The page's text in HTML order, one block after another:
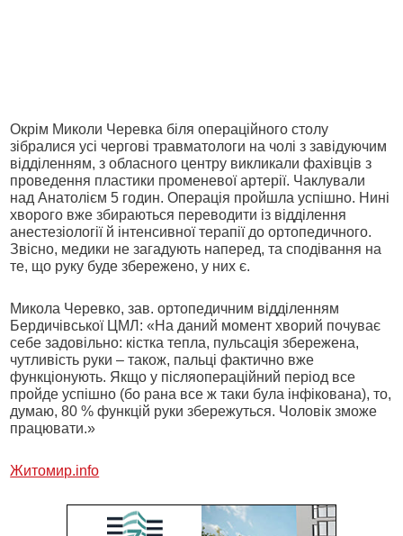
Окрім Миколи Черевка біля операційного столу
зібралися усі чергові травматологи на чолі з завідуючим
відділенням, з обласного центру викликали фахівців з
проведення пластики променевої артерії. Чаклували
над Анатолієм 5 годин. Операція пройшла успішно. Нині
хворого вже збираються переводити із відділення
анестезіології й інтенсивної терапії до ортопедичного.
Звісно, медики не загадують наперед, та сподівання на
те, що руку буде збережено, у них є.
Микола Черевко, зав. ортопедичним відділенням
Бердичівської ЦМЛ: «На даний момент хворий почуває
себе задовільно: кістка тепла, пульсація збережена,
чутливість руки – також, пальці фактично вже
функціонують. Якщо у післяопераційний період все
пройде успішно (бо рана все ж таки була інфікована), то,
думаю, 80 % функцій руки збережуться. Чоловік зможе
працювати.»
Житомир.info